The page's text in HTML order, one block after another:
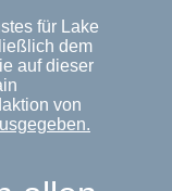
für Lake
dem
auf dieser
von